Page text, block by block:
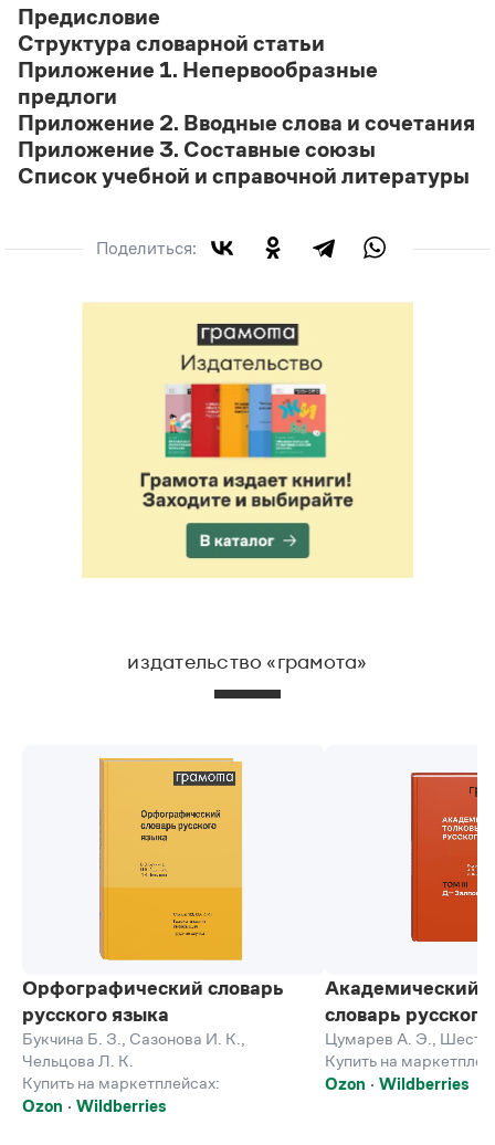
Предисловие
Структура словарной статьи
Приложение 1. Непервообразные
предлоги
Приложение 2. Вводные слова и сочетания
Приложение 3. Составные союзы
Список учебной и справочной литературы
Поделиться:
издательство «грамота»
Орфографический словарь
русского языка
Букчина Б. З. Сазонова И. К.
Чельцова Л. К.
Купить на маркетплейсах:
Ozon
Wildberries
Академический
словарь
Цумарев А. Э.
Купить на
Ozon
Wildberries